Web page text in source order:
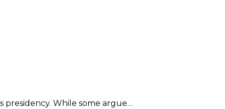
presidency. While some argue…